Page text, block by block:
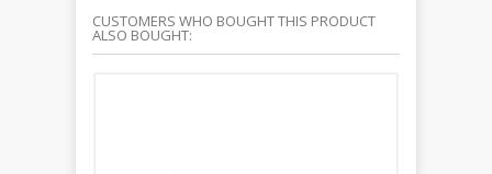
CUSTOMERS WHO BOUGHT THIS PRODUCT
ALSO BOUGHT: